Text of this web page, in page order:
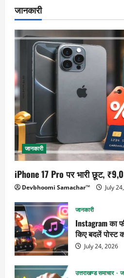
जानकारी
जानकारी
iPhone 17 Pro पर भारी छूट,
Devbhoomi Samachar™ July
जानकारी
Instagram का
किए बदलें पोस्ट
July 24, 2026
उत्तराखण्ड समाचार